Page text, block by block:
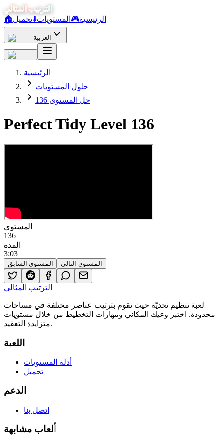
الترتيب المثالي
🏠
الرئيسية🎮 المستويات⬇️تحميل
العربية
الرئيسية
حلول المستويات
حل المستوى 136
Perfect Tidy Level 136
المستوى
136
المدة
3:03
المستوى السابق المستوى التالي
الترتيب المثالي
لعبة تنظيم تحديّة حيث تقوم بترتيب عناصر مختلفة في مساحات
محدودة. اختبر وعيك المكاني ومهارات التخطيط من خلال مستويات
متزايدة التعقيد.
اللعبة
أدلة المستويات
تحميل
الدعم
اتصل بنا
ألعاب مشابهة